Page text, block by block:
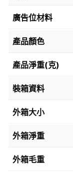
廣告位材料
產品顏色
產品淨重(克)
裝箱資料
外箱大小
外箱淨重
外箱毛重